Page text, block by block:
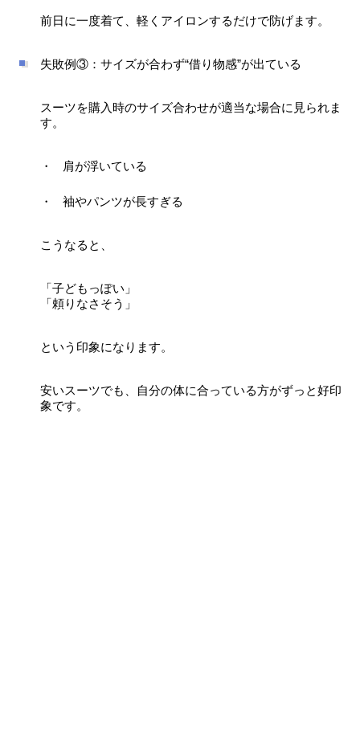
前日に一度着て、軽くアイロンするだけで防げます。
失敗例③：サイズが合わず“借り物感”が出ている
スーツを購入時のサイズ合わせが適当な場合に見られま
す。
肩が浮いている
袖やパンツが長すぎる
こうなると、
「子どもっぽい」
「頼りなさそう」
という印象になります。
安いスーツでも、自分の体に合っている方がずっと好印
象です。